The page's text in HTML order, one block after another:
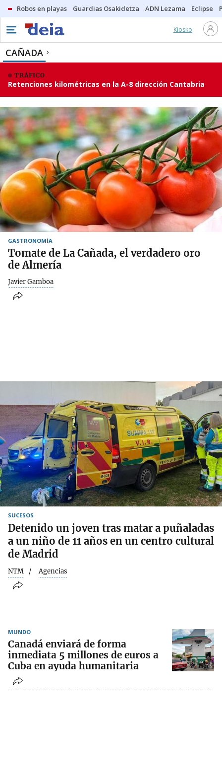
Robos en playas Guardias Osakidetza ADN Lezama Eclipse
Kiosko
CAÑADA
TRÁFICO
Retenciones kilométricas en la A-8 dirección Cantabria
GASTRONOMÍA
Tomate de La Cañada, el verdadero oro
de Almería
Javier Gamboa
SUCESOS
Detenido un joven tras matar a puñaladas
a un niño de 11 años en un centro cultural
de Madrid
NTM Agencias
MUNDO
Canadá enviará de forma
inmediata 5 millones de euros a
Cuba en ayuda humanitaria